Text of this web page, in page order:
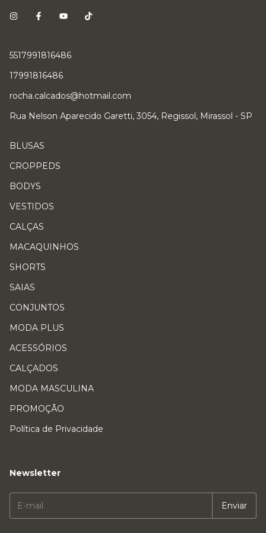
5517991816486
17991816486
rocha.calcados@hotmail.com
Rua Nelson Aparecido Garetti, 3054, Regissol, Mirassol - SP
BLUSAS
CROPPEDS
BODYS
VESTIDOS
CALÇAS
MACAQUINHOS
SHORTS
SAIAS
CONJUNTOS
MODA PLUS
ACESSÓRIOS
CALÇADOS
MODA MASCULINA
PROMOÇÃO
Política de Privacidade
Newsletter